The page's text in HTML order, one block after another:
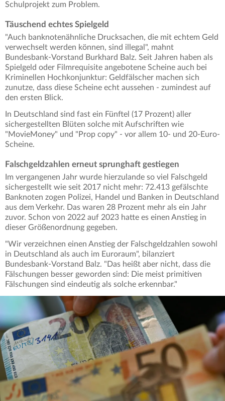
Schulprojekt zum Problem.
Täuschend echtes Spielgeld
"Auch banknotenähnliche Drucksachen, die mit echtem Geld
verwechselt werden können, sind illegal", mahnt
Bundesbank-Vorstand Burkhard Balz. Seit Jahren haben als
Spielgeld oder Filmrequisite angebotene Scheine auch bei
Kriminellen Hochkonjunktur: Geldfälscher machen sich
zunutze, dass diese Scheine echt aussehen - zumindest auf
den ersten Blick.
In Deutschland sind fast ein Fünftel (17 Prozent) aller
sichergestellten Blüten solche mit Aufschriften wie
"MovieMoney" und "Prop copy" - vor allem 10- und 20-Euro-
Scheine.
Falschgeldzahlen erneut sprunghaft gestiegen
Im vergangenen Jahr wurde hierzulande so viel Falschgeld
sichergestellt wie seit 2017 nicht mehr: 72.413 gefälschte
Banknoten zogen Polizei, Handel und Banken in Deutschland
aus dem Verkehr. Das waren 28 Prozent mehr als ein Jahr
zuvor. Schon von 2022 auf 2023 hatte es einen Anstieg in
dieser Größenordnung gegeben.
"Wir verzeichnen einen Anstieg der Falschgeldzahlen sowohl
in Deutschland als auch im Euroraum", bilanziert
Bundesbank-Vorstand Balz. "Das heißt aber nicht, dass die
Fälschungen besser geworden sind: Die meist primitiven
Fälschungen sind eindeutig als solche erkennbar."